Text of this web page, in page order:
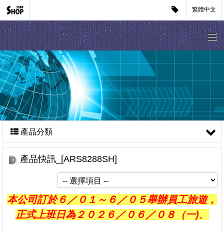
繁體中文
產品分類
產品快訊_[ARS8288SH]
本公司訂於６／０１～６／０５舉辦員工旅遊，
正式上班日為２０２６／０６／０８（一)。